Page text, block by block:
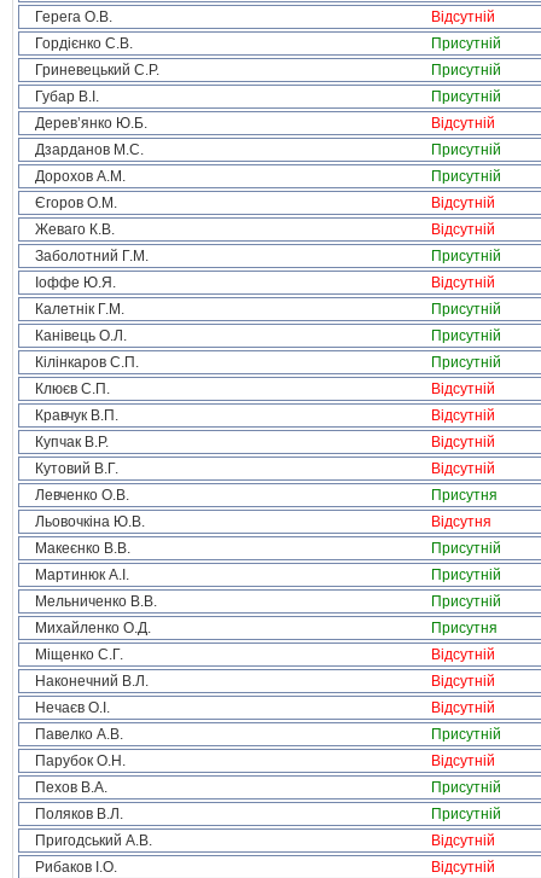
Герега О.В.
Відсутній
Гордієнко С.В.
Присутній
Гриневецький С.Р.
Присутній
Губар В.І.
Присутній
Дерев’янко Ю.Б.
Відсутній
Дзарданов М.С.
Присутній
Дорохов А.М.
Присутній
Єгоров О.М.
Відсутній
Жеваго К.В.
Відсутній
Заболотний Г.М.
Присутній
Іоффе Ю.Я.
Відсутній
Калетнік Г.М.
Присутній
Канівець О.Л.
Присутній
Кілінкаров С.П.
Присутній
Клюєв С.П.
Відсутній
Кравчук В.П.
Відсутній
Купчак В.Р.
Відсутній
Кутовий В.Г.
Відсутній
Левченко О.В.
Присутня
Льовочкіна Ю.В.
Відсутня
Макеєнко В.В.
Присутній
Мартинюк А.І.
Присутній
Мельниченко В.В.
Присутній
Михайленко О.Д.
Присутня
Міщенко С.Г.
Відсутній
Наконечний В.Л.
Відсутній
Нечаєв О.І.
Відсутній
Павелко А.В.
Присутній
Парубок О.Н.
Відсутній
Пехов В.А.
Присутній
Поляков В.Л.
Присутній
Пригодський А.В.
Відсутній
Рибаков І.О.
Відсутній